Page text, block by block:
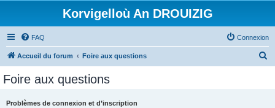
Korvigelloù An DROUIZIG
FAQ Connexion
Accueil du forum Foire aux questions
Foire aux questions
Problèmes de connexion et d’inscription